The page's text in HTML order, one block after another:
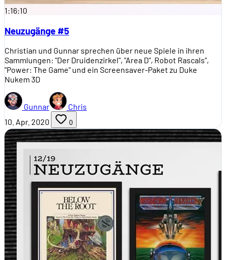
1:16:10
Neuzugänge #5
Christian und Gunnar sprechen über neue Spiele in ihren
Sammlungen: "Der Druidenzirkel", "Area D", Robot Rascals",
"Power: The Game" und ein Screensaver-Paket zu Duke
Nukem 3D
Gunnar
Chris
10. Apr. 2020
0